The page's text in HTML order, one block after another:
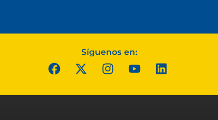
Síguenos en: